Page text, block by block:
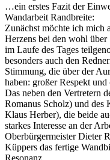
…ein erstes Fazit der
Wandarbeit Randbreite:
Zunächst möchte ich mich
Herzens bei den wohl über
im Laufe des Tages
besonders auch den
Stimmung, die über der
haben: großer Respekt
Das neben den Vertretern
Romanus Scholz) und
Klaus Herber), die beide
starkes Interesse an der
Oberbürgermeister Dieter
Küppers das fertige
Resonanz.